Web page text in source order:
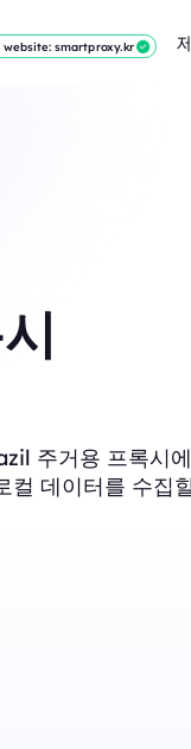
smartproxy.kr
주거용 프록시
컬 데이터를 수집